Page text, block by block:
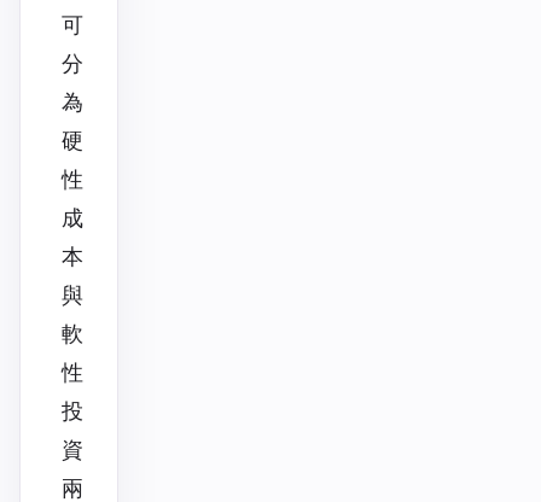
可
分
為
硬
性
成
本
與
軟
性
投
資
兩